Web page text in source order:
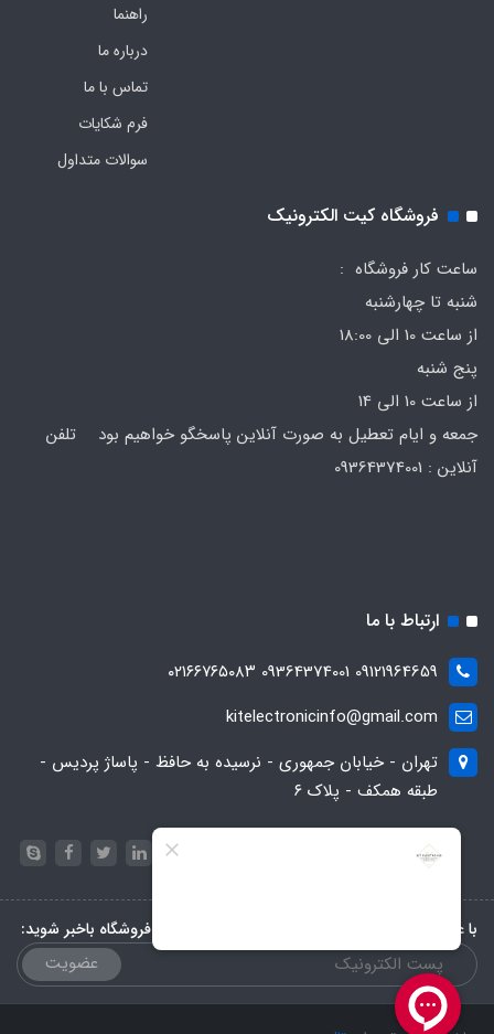
راهنما
درباره ما
تماس با ما
فرم‌ شکایات
سوالات متداول
فروشگاه کیت الکترونیک
ساعت کار فروشگاه :
شنبه تا چهارشنبه
از ساعت 10 الی 18:00
پنج شنبه
از ساعت 10 الی 14
جمعه و ایام تعطیل به صورت آنلاین پاسخگو خواهیم بود تلفن
ارتباط با ما
09121964659 09364374001 ۰۲۱۶۶۷۶۵۰۸۳
kitelectronicinfo@gmail.com
تهران - خیابان جمهوری - نرسیده به حافظ - پاساژ پردیس -
طبقه همکف - پلاک ۶
با عضویت در خبرنامه، از تخفیف‌ها و جدیدترین‌های فروشگاه باخبر شوید:
عضویت